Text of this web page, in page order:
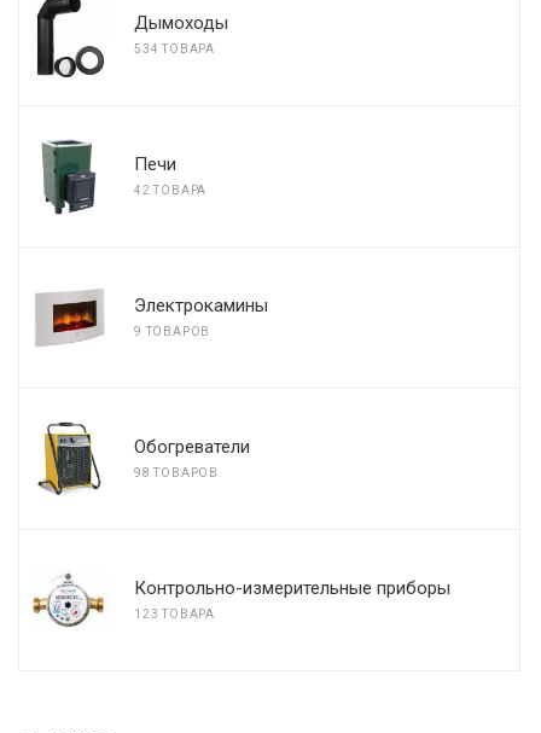
Дымоходы
534 ТОВАРА
Печи
42 ТОВАРА
Электрокамины
9 ТОВАРОВ
Обогреватели
98 ТОВАРОВ
Контрольно-измерительные приборы
123 ТОВАРА